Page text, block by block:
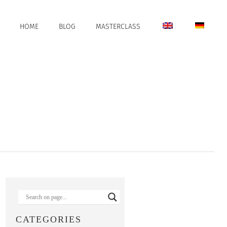
HOME BLOG MASTERCLASS
CATEGORIES